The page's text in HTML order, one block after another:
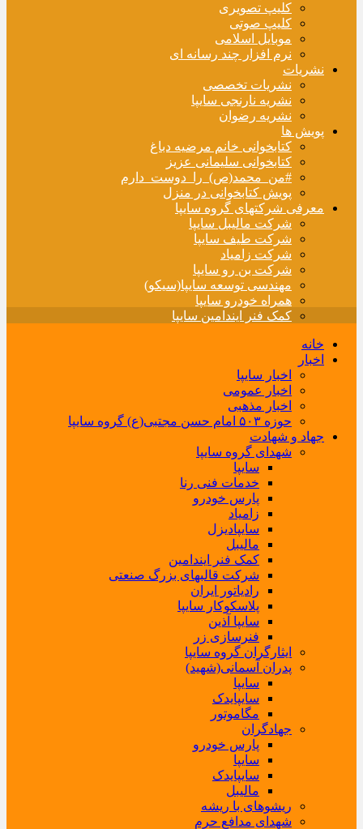
کلیپ تصویری
کلیپ صوتی
موبایل اسلامی
نرم افزار چند رسانه ای
نشریات
نشریات تخصصی
نشریه نارنجی سایپا
نشریه رضوان
پویش ها
کتابخوانی خانم مرضیه دباغ
کتابخوانی سلیمانی عزیز
#من_محمد(ص)_را_دوست_دارم
پویش کتابخوانی در منزل
معرفی شرکتهای گروه سایپا
شرکت مالیبل سایپا
شرکت طیف سایپا
شرکت زامیاد
شرکت بن رو سایپا
مهندسی توسعه سایپا(سیکو)
همراه خودرو سایپا
کمک فنر ایندامین سایپا
خانه
اخبار
اخبار سایپا
اخبار عمومی
اخبار مذهبی
حوزه ۵۰۳ امام حسن مجتبی(ع) گروه سایپا
جهاد و شهادت
شهدای گروه سایپا
سایپا
خدمات فنی رنا
پارس خودرو
زامیاد
سایپادیزل
مالیبل
کمک فنر ایندامین
شرکت قالبهای بزرگ صنعتی
رادیاتور ایران
پلاسکوکار سایپا
سایپا آذین
فنرسازی زر
ایثارگران گروه سایپا
پدران آسمانی(شهید)
سایپا
سایپایدک
مگاموتور
جهادگران
پارس خودرو
سایپا
سایپایدک
مالیبل
ریشوهای با ریشه
شهدای مدافع حرم